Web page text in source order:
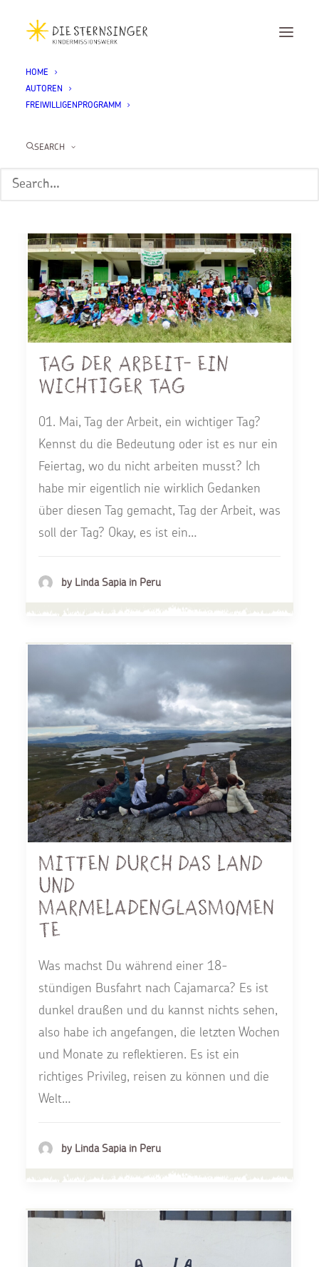
HOME
AUTOREN
FREIWILLIGENPROGRAMM
SEARCH
Linda Sapia in Peru
Tag der Arbeit- Ein
wichtiger Tag
01. Mai, Tag der Arbeit, ein wichtiger Tag?
Kennst du die Bedeutung oder ist es nur ein
Feiertag, wo du nicht arbeiten musst? Ich
habe mir eigentlich nie wirklich Gedanken
über diesen Tag gemacht, Tag der Arbeit, was
soll der Tag? Okay, es ist ein…
by Linda Sapia in Peru
Mitten durch das Land
und
Marmeladenglasmomen
te
Was machst Du während einer 18-
stündigen Busfahrt nach Cajamarca? Es ist
dunkel draußen und du kannst nichts sehen,
also habe ich angefangen, die letzten Wochen
und Monate zu reflektieren. Es ist ein
richtiges Privileg, reisen zu können und die
Welt…
by Linda Sapia in Peru